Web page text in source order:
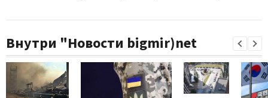
Внутри "Новости bigmir)net